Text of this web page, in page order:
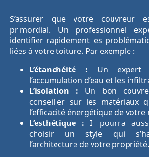
S’assurer que votre couvreur
primordial. Un professionnel
identifier rapidement les
liées à votre toiture. Par exemple :
L’étanchéité : Un expert
l’accumulation d’eau et les
L’isolation : Un bon
conseiller sur les matériaux
l’efficacité énergétique de votre
L’esthétique : Il pourra
choisir un style qui
l’architecture de votre propriété.